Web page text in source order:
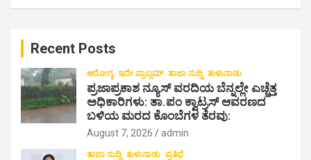
g
Recent Posts
ಆರೋಗ್ಯ ಇದೇ ಪ್ರಾಬ್ಲಮ್ ತಾಜಾ ಸುದ್ದಿ ತುಳುನಾಡು
ಪ್ರಜಾಪ್ರಕಾಶ ನ್ಯೂಸ್ ವರದಿಯ ಬೆನ್ನಲ್ಲೇ ಎಚ್ಚೆತ್ತ
ಅಧಿಕಾರಿಗಳು: ತಾ.ಪಂ ಕ್ವಾಟ್ರಸ್ ಆವರಣದ
ಬಳಿಯ ಮರದ ಕೊಂಬೆಗಳ ತೆರವು:
August 7, 2026 admin
ತಾಜಾ ಸುದ್ದಿ ತುಳುನಾಡು ಪ್ರತಿಭೆ